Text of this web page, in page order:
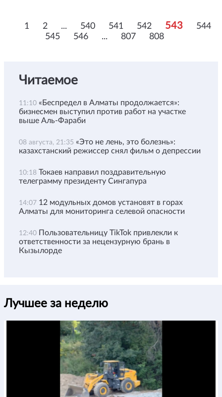
1 2 ... 540 541 542 543
544
545
546 ... 807 808
Читаемое
11:10 «Беспредел в Алматы продолжается»:
бизнесмен выступил против работ на участке
выше Аль-Фараби
08 августа, 21:35 «Это не лень, это болезнь»:
казахстанский режиссер снял фильм о депрессии
10:18 Токаев направил поздравительную
телеграмму президенту Сингапура
14:07 12 модульных домов установят в горах
Алматы для мониторинга селевой опасности
12:40 Пользовательницу TikTok привлекли к
ответственности за нецензурную брань в
Кызылорде
Лучшее за неделю